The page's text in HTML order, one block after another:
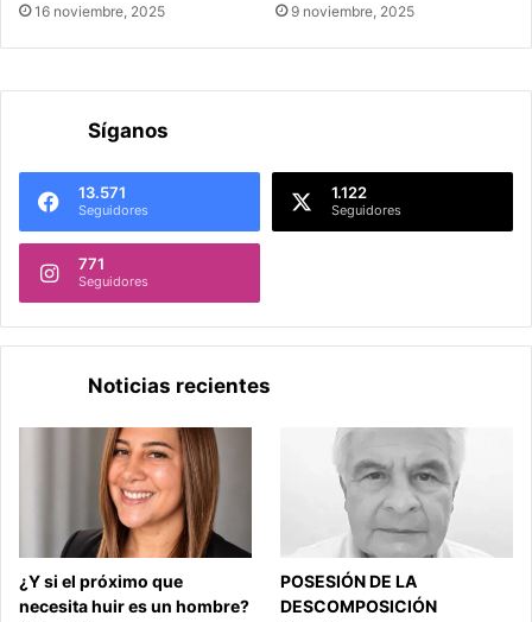
16 noviembre, 2025 9 noviembre, 2025
Síganos
13.571
Seguidores
1.122
Seguidores
771
Seguidores
Noticias recientes
¿Y si el próximo que
necesita huir es un hombre?
POSESIÓN DE LA
DESCOMPOSICIÓN